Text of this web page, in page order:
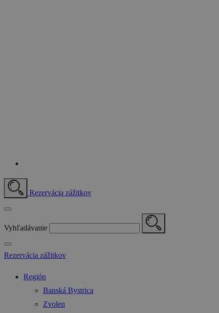
Rezervácia zážitkov
Vyhľadávanie
Rezervácia zážitkov
Región
Banská Bystrica
Zvolen